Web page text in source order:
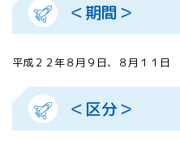
＜期間＞
平成２２年８月９日、８月１１日
＜区分＞